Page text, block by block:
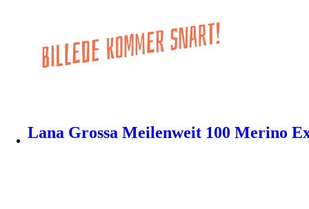
Lana Grossa Meilenweit 100 Merino